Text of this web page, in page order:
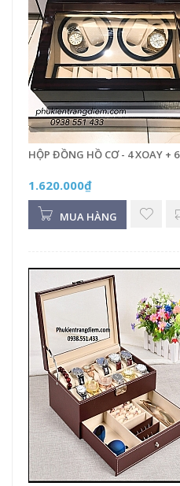
HỘP ĐỒNG HỒ CƠ - 4 XOAY +
1.620.000₫
MUA HÀNG